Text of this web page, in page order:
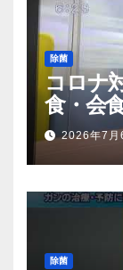
除菌
コロナ
食・会
（マス
放送の
2026年7月
除菌